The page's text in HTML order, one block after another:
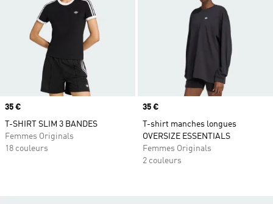
Prix
35 €
T-SHIRT SLIM 3 BANDES
Femmes Originals
18 couleurs
Prix
35 €
T-shirt manches longues
OVERSIZE ESSENTIALS
Femmes Originals
2 couleurs